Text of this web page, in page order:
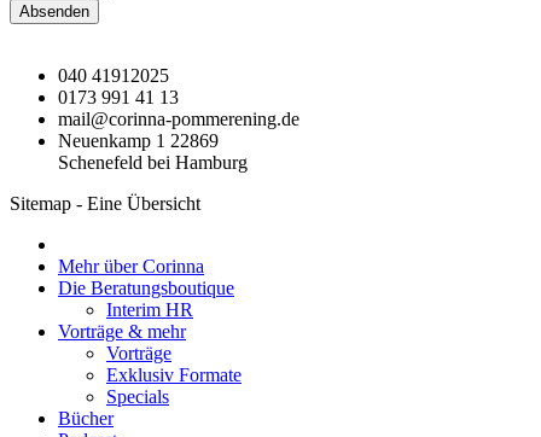
Absenden
040 41912025
0173 991 41 13
mail@corinna-pommerening.de
Neuenkamp 1 22869
Schenefeld bei Hamburg
Sitemap - Eine Übersicht
Mehr über Corinna
Die Beratungsboutique
Interim HR
Vorträge & mehr
Vorträge
Exklusiv Formate
Specials
Bücher